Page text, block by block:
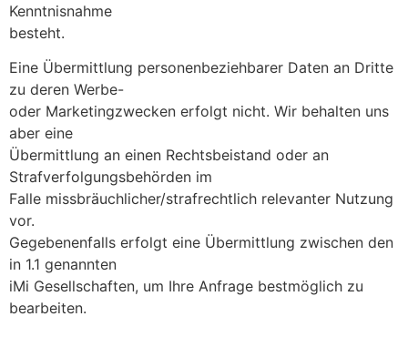
Kenntnisnahme
besteht.
Eine Übermittlung personenbeziehbarer Daten an Dritte
zu deren Werbe-
oder Marketingzwecken erfolgt nicht. Wir behalten uns
aber eine
Übermittlung an einen Rechtsbeistand oder an
Strafverfolgungsbehörden im
Falle missbräuchlicher/strafrechtlich relevanter Nutzung
vor.
Gegebenenfalls erfolgt eine Übermittlung zwischen den
in 1.1 genannten
iMi Gesellschaften, um Ihre Anfrage bestmöglich zu
bearbeiten.